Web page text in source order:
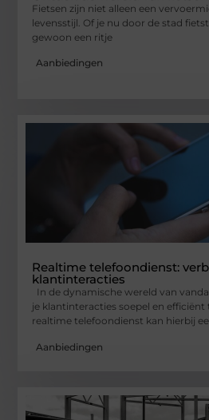
Fietsen zijn niet alleen een
levensstijl. Of je nu door de stad
gewoon een ritje
Aanbiedingen
Realtime telefoondienst:
klantinteracties
In de dynamische wereld van
je klantinteracties soepel en efficiënt
realtime telefoondienst kan hierbij
Aanbiedingen